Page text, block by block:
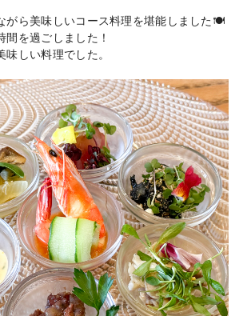
がら美味しいコース料理を堪能しました🍽️
間を過ごしました！
味しい料理でした。